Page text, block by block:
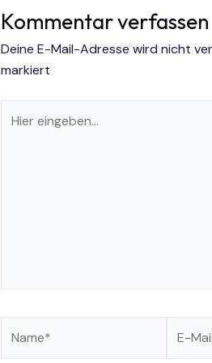
Kommentar verfassen
Deine E-Mail-Adresse wird nicht
markiert
eingeben…
Mail-